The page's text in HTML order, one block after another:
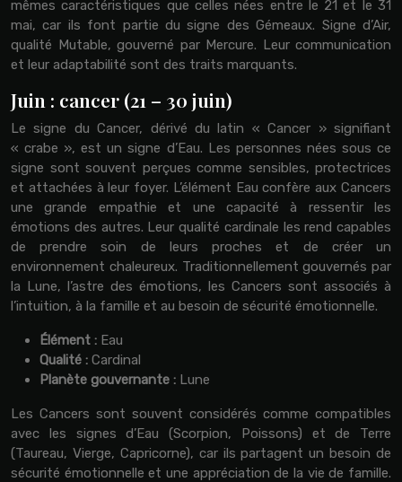
mêmes caractéristiques que celles nées entre le 21 et le 31
mai, car ils font partie du signe des Gémeaux. Signe d’Air,
qualité Mutable, gouverné par Mercure. Leur communication
et leur adaptabilité sont des traits marquants.
Juin : cancer (21 – 30 juin)
Le signe du Cancer, dérivé du latin « Cancer » signifiant
« crabe », est un signe d’Eau. Les personnes nées sous ce
signe sont souvent perçues comme sensibles, protectrices
et attachées à leur foyer. L’élément Eau confère aux Cancers
une grande empathie et une capacité à ressentir les
émotions des autres. Leur qualité cardinale les rend capables
de prendre soin de leurs proches et de créer un
environnement chaleureux. Traditionnellement gouvernés par
la Lune, l’astre des émotions, les Cancers sont associés à
l’intuition, à la famille et au besoin de sécurité émotionnelle.
Élément : Eau
Qualité : Cardinal
Planète gouvernante : Lune
Les Cancers sont souvent considérés comme compatibles
avec les signes d’Eau (Scorpion, Poissons) et de Terre
(Taureau, Vierge, Capricorne), car ils partagent un besoin de
sécurité émotionnelle et une appréciation de la vie de famille.